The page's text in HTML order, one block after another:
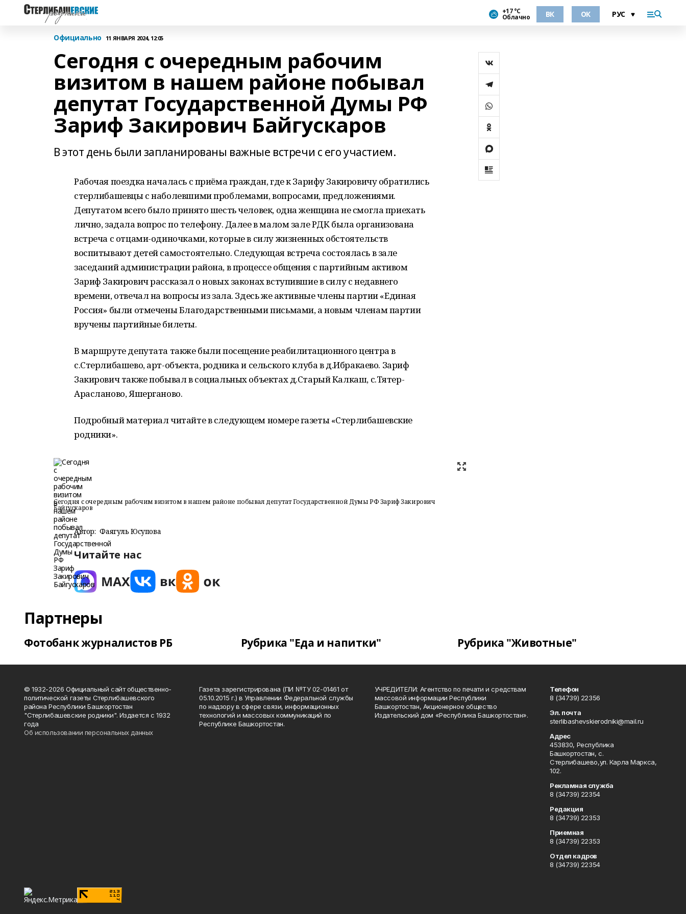
+17 °С
Облачно ВК ОК
Официально 11 ЯНВАРЯ 2024, 12:05
Сегодня с очередным рабочим
визитом в нашем районе побывал
депутат Государственной Думы РФ
Зариф Закирович Байгускаров
В этот день были запланированы важные встречи с его участием.
Рабочая поездка началась с приёма граждан, где к Зарифу Закировичу обратились
стерлибашевцы с наболевшими проблемами, вопросами, предложениями.
Депутатом всего было принято шесть человек, одна женщина не смогла приехать
лично, задала вопрос по телефону. Далее в малом зале РДК была организована
встреча с отцами-одиночками, которые в силу жизненных обстоятельств
воспитывают детей самостоятельно. Следующая встреча состоялась в зале
заседаний администрации района, в процессе общения с партийным активом
Зариф Закирович рассказал о новых законах вступившие в силу с недавнего
времени, отвечал на вопросы из зала. Здесь же активные члены партии «Единая
Россия» были отмечены Благодарственными письмами, а новым членам партии
вручены партийные билеты.
В маршруте депутата также были посещение реабилитационного центра в
с.Стерлибашево, арт-объекта, родника и сельского клуба в д.Ибракаево. Зариф
Закирович также побывал в социальных объектах д.Старый Калкаш, с.Тятер-
Арасланово, Яшерганово.
Подробный материал читайте в следующем номере газеты «Стерлибашевские
родники».
Сегодня с очередным рабочим визитом в нашем районе побывал депутат Государственной Думы РФ Зариф Закирович
Байгускаров
Автор: Фаягуль Юсупова
Читайте нас
Партнеры
Фотобанк журналистов РБ Рубрика "Еда и напитки" Рубрика "Животные"
© 1932-2026 Официальный сайт общественно-
политической газеты Стерлибашевского
района Республики Башкортостан
"Стерлибашевские родники". Издается с 1932
года
Об использовании персональных данных
Газета зарегистрирована (ПИ №ТУ 02-01461 от
05.10.2015 г.) в Управлении Федеральной службы
по надзору в сфере связи, информационных
технологий и массовых коммуникаций по
Республике Башкортостан.
УЧРЕДИТЕЛИ: Агентство по печати и средствам
массовой информации Республики
Башкортостан, Акционерное общество
Издательский дом «Республика Башкортостан».
Телефон
8 (34739) 22356
Эл. почта
sterlibashevskierodniki@mail.ru
Адрес
453830, Республика
Башкортостан, c.
Стерлибашево,ул. Карла Маркса,
102.
Рекламная служба
8 (34739) 22354
Редакция
8 (34739) 22353
Приемная
8 (34739) 22353
Отдел кадров
8 (34739) 22354